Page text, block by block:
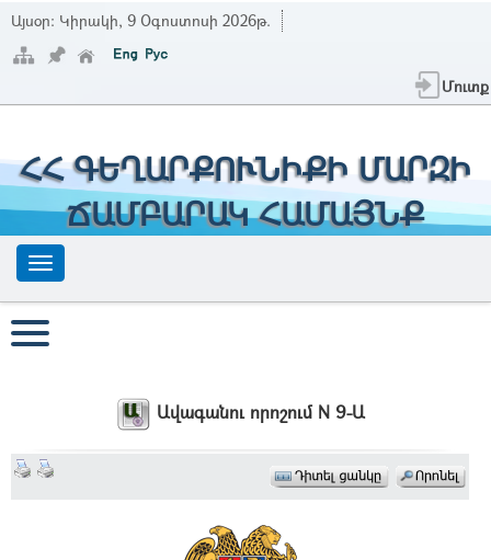
Այսօր: Կիրակի, 9 Օգոստոսի 2026թ.
Մուտք
ՀՀ ԳԵՂԱՐՔՈՒՆԻՔԻ ՄԱՐԶԻ
ՃԱՄԲԱՐԱԿ ՀԱՄԱՅՆՔ
Ավագանու որոշում N 9-Ա